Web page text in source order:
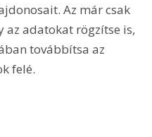
Az már csak
az adatokat rögzítse is,
továbbítsa az
felé.